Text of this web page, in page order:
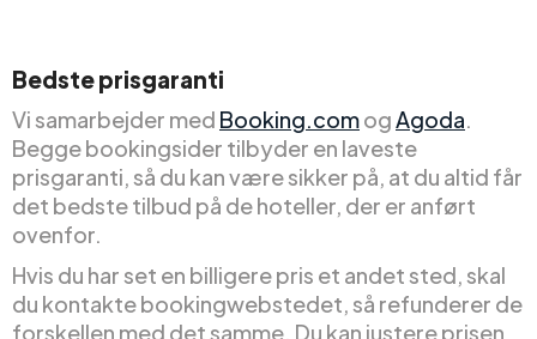
Bedste prisgaranti
Vi samarbejder med Booking.comogAgoda.
Begge bookingsider tilbyder en laveste
prisgaranti, så du kan være sikker på, at du altid får
det bedste tilbud på de hoteller, der er anført
ovenfor.
Hvis du har set en billigere pris et andet sted, skal
du kontakte bookingwebstedet, så refunderer de
forskellen med det samme. Du kan justere prisen